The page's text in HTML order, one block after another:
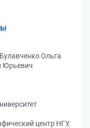
Ольга
Юрьевич
центр НГУ,